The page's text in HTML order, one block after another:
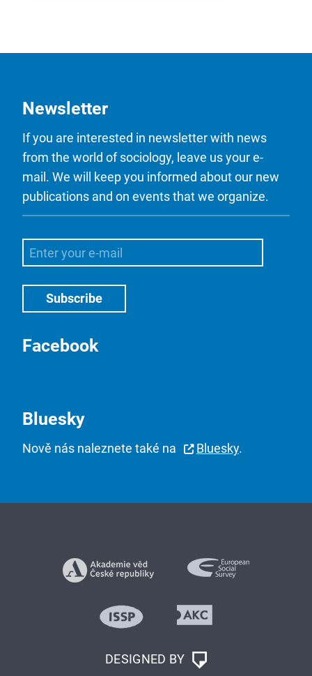
Newsletter
If you are interested in newsletter with news
from the world of sociology, leave us your e-
mail. We will keep you informed about our new
publications and on events that we organize.
Facebook
Bluesky
Nově nás naleznete také na Bluesky.
DESIGNED BY